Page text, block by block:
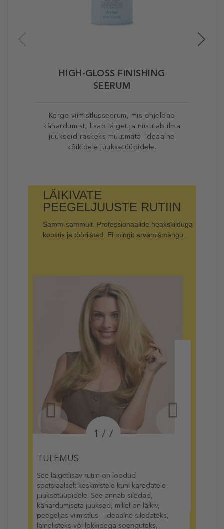
HIGH-GLOSS FINISHING
SEERUM
Kerge viimistlusseerum, mis ohjeldab
kähardumist, lisab läiget ja niisutab ilma
juukseid raskeks muutmata. Ideaalne
kõikidele juuksetüüpidele.
LÄIKIVATE
PEEGELJUUSTE RUTIIN
Samm-sammult. Professionaalide heakskiiduga
koostis ja tööriistad. Ei mingit arvamismängu.
2 / 7
SAMM 1: Puhastamine ja
silumine
Alustage läiketeekonda selle
sulfaadivaba puhastajaga, mis eemaldab
õrnalt mustuse ilma niiskustaset
kahjustamata. Tänu Liquid Glass Complex
see silub ja sirgendab juukseid, andes
juurtest otsteni ja loputage põhjalikult, et
juuksed oleksid soengu tegemiseks
valmis.